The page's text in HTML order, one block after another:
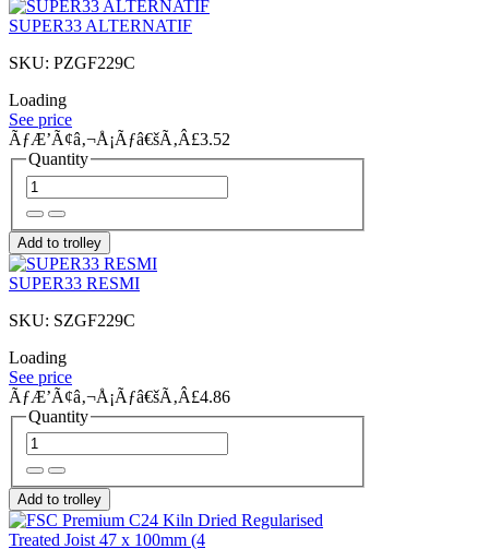
SUPER33 ALTERNATIF
SKU: PZGF229C
Loading
See price
ÃƒÆ’Ã¢â‚¬Å¡Ãƒâ€šÃ‚Â£3.52
Quantity
Add to trolley
SUPER33 RESMI
SKU: SZGF229C
Loading
See price
ÃƒÆ’Ã¢â‚¬Å¡Ãƒâ€šÃ‚Â£4.86
Quantity
Add to trolley